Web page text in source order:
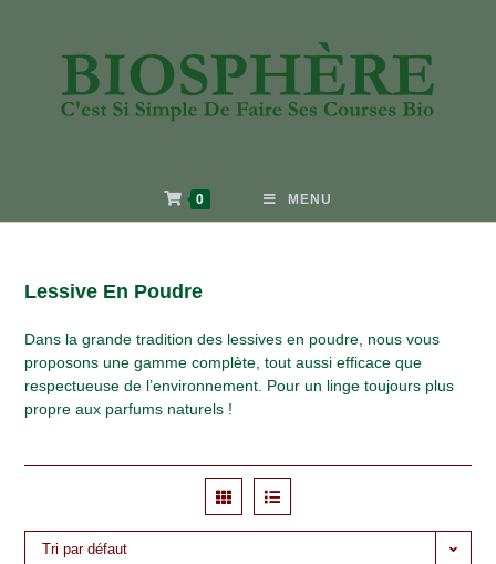
0 MENU
Lessive En Poudre
Dans la grande tradition des lessives en poudre, nous vous
proposons une gamme complète, tout aussi efficace que
respectueuse de l’environnement. Pour un linge toujours plus
propre aux parfums naturels !
Tri par défaut